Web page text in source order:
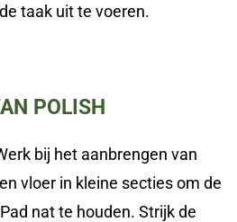
taak uit te voeren.
POLISH
bij het aanbrengen van
vloer in kleine secties om de
nat te houden. Strijk de